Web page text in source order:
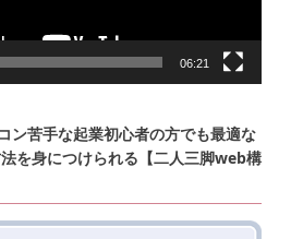
06:21
ン苦手な起業初心者の方でも最適な
を身につけられる【二人三脚web構